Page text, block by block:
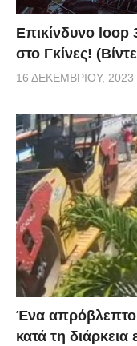
Επικίνδυνο loop
στο Γκίνες!
16 ΔΕΚΕΜΒΡΊΟΥ, 2023
Ένα
κατά τη